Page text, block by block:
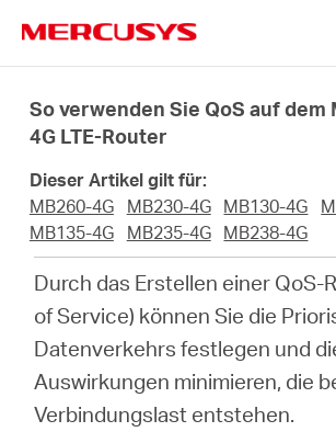
navigation
Produkte
Über
So verwenden Sie QoS auf dem
4G LTE-Router
Dieser Artikel gilt für:
MB260-4G
MB230-4G MB130-4G
MB135-4G
MB235-4G MB238-4G
Durch das Erstellen einer QoS-
of Service) können Sie die
Datenverkehrs festlegen und
Auswirkungen minimieren, die
Verbindungslast entstehen.